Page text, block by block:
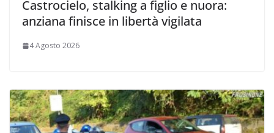
Castrocielo, stalking a figlio e nuora:
anziana finisce in libertà vigilata
4 Agosto 2026